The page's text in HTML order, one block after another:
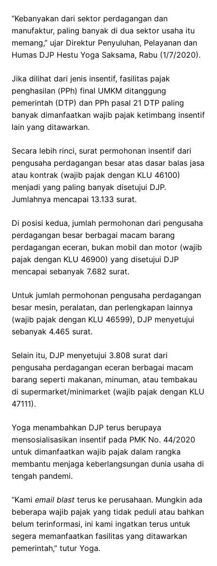
“Kebanyakan dari sektor perdagangan dan
manufaktur, paling banyak di dua sektor usaha itu
memang,” ujar Direktur Penyuluhan, Pelayanan dan
Humas DJP Hestu Yoga Saksama, Rabu (1/7/2020).
Jika dilihat dari jenis insentif, fasilitas pajak
penghasilan (PPh) final UMKM ditanggung
pemerintah (DTP) dan PPh pasal 21 DTP paling
banyak dimanfaatkan wajib pajak ketimbang insentif
lain yang ditawarkan.
Secara lebih rinci, surat permohonan insentif dari
pengusaha perdagangan besar atas dasar balas jasa
atau kontrak (wajib pajak dengan KLU 46100)
menjadi yang paling banyak disetujui DJP.
Jumlahnya mencapai 13.133 surat.
Di posisi kedua, jumlah permohonan dari pengusaha
perdagangan besar berbagai macam barang
perdagangan eceran, bukan mobil dan motor (wajib
pajak dengan KLU 46900) yang disetujui DJP
mencapai sebanyak 7.682 surat.
Untuk jumlah permohonan pengusaha perdagangan
besar mesin, peralatan, dan perlengkapan lainnya
(wajib pajak dengan KLU 46599), DJP menyetujui
sebanyak 4.465 surat.
Selain itu, DJP menyetujui 3.808 surat dari
pengusaha perdagangan eceran berbagai macam
barang seperti makanan, minuman, atau tembakau
di supermarket/minimarket (wajib pajak dengan KLU
47111).
Yoga menambahkan DJP terus berupaya
mensosialisasikan insentif pada PMK No. 44/2020
untuk dimanfaatkan wajib pajak dalam rangka
membantu menjaga keberlangsungan dunia usaha di
tengah pandemi.
“Kami email blast terus ke perusahaan. Mungkin ada
beberapa wajib pajak yang tidak peduli atau bahkan
belum terinformasi, ini kami ingatkan terus untuk
segera memanfaatkan fasilitas yang ditawarkan
pemerintah,” tutur Yoga.